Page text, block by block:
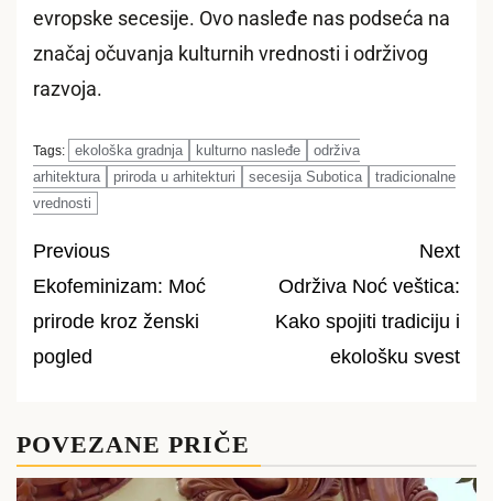
evropske secesije. Ovo nasleđe nas podseća na
značaj očuvanja kulturnih vrednosti i održivog
razvoja.
Tags: ekološka gradnja kulturno nasleđe
održiva
arhitektura
priroda u arhitekturi secesija Subotica
tradicionalne
vrednosti
Post
navigation
Previous
Ekofeminizam: Moć
prirode kroz ženski
pogled
Next
Održiva Noć veštica:
Kako spojiti tradiciju i
ekološku svest
POVEZANE PRIČE